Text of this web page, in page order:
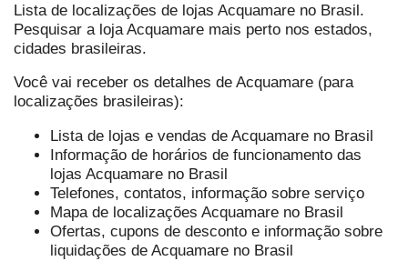
Lista de localizações de lojas Acquamare no Brasil.
Pesquisar a loja Acquamare mais perto nos estados,
cidades brasileiras.
Você vai receber os detalhes de Acquamare (para
localizações brasileiras):
Lista de lojas e vendas de Acquamare no Brasil
Informação de horários de funcionamento das
lojas Acquamare no Brasil
Telefones, contatos, informação sobre serviço
Mapa de localizações Acquamare no Brasil
Ofertas, cupons de desconto e informação sobre
liquidações de Acquamare no Brasil